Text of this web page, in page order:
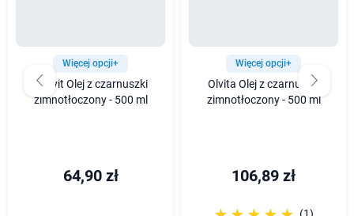
Więcej opcji+
Bilovit Olej z czarnuszki
zimnotłoczony - 500 ml
64,90 zł
Więcej opcji+
Olvita Olej z czarnuszki
zimnotłoczony - 500 ml
106,89 zł